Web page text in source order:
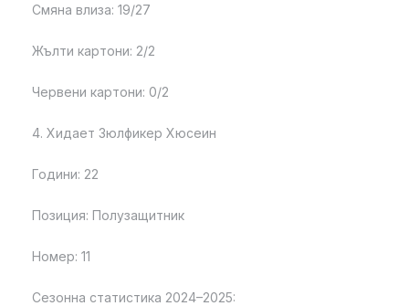
Смяна влиза: 19/27
Жълти картони: 2/2
Червени картони: 0/2
4. Хидает Зюлфикер Хюсеин
Години: 22
Позиция: Полузащитник
Номер: 11
Сезонна статистика 2024–2025: